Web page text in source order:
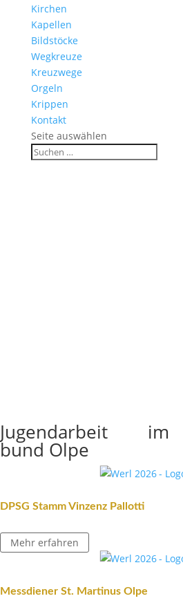
Kirchen
Kapellen
Bild­stöcke
Wegkreuze
Kreuz­wege
Orgeln
Krippen
Kontakt
Seite auswählen
Jugend­ar­beit
bund Olpe
DPSG Stamm Vinzenz Pallotti
Mehr erfahren
Mess­diener St. Martinus Olpe